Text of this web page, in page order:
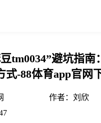
tm0034”避坑指南
式-88体育app官网
作者： 刘欣